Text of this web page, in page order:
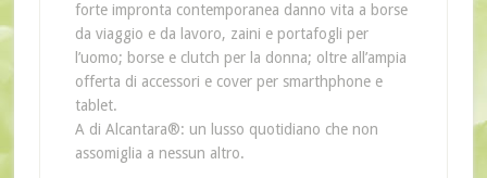
forte impronta contemporanea danno vita a borse
da viaggio e da lavoro, zaini e portafogli per
l’uomo; borse e clutch per la donna; oltre all’ampia
offerta di accessori e cover per smarthphone e
tablet.
A di Alcantara®: un lusso quotidiano che non
assomiglia a nessun altro.